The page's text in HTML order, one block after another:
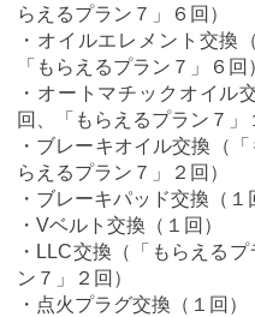
らえるプラン７」６回）
・オイルエレメント交換
「もらえるプラン７」６回）
・オートマチックオイル
回、「もらえるプラン７」
・ブレーキオイル交換（
らえるプラン７」２回）
・ブレーキパッド交換（１
・Vベルト交換（１回）
・LLC交換（「もらえる
ン７」２回）
・点火プラグ交換（１回）